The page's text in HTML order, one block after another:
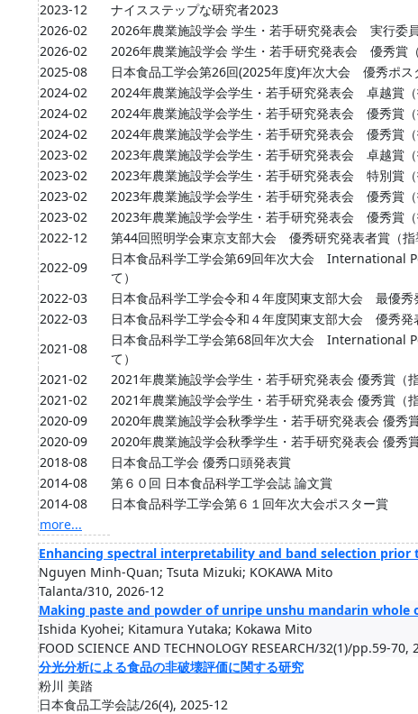
2023-12
ナイスステップな研究者2023
2026-02
2026年農業施設学会 学生・若手研究発表会 実行委
2026-02
2026年農業施設学会 学生・若手研究発表会 優秀賞
2025-08
日本食品工学会第26回(2025年度)年次大会 優秀ポス
2024-02
2024年農業施設学会学生・若手研究発表会 卓越賞（
2024-02
2024年農業施設学会学生・若手研究発表会 優秀賞（
2024-02
2024年農業施設学会学生・若手研究発表会 優秀賞（
2023-02
2023年農業施設学会学生・若手研究発表会 卓越賞（
2023-02
2023年農業施設学会学生・若手研究発表会 特別賞（
2023-02
2023年農業施設学会学生・若手研究発表会 優秀賞（
2023-02
2023年農業施設学会学生・若手研究発表会 優秀賞（
2022-12
第44回照明学会東京支部大会 優秀研究発表者賞（指
2022-09
日本食品科学工学会第69回年次大会 International
て）
2022-03
日本食品科学工学会令和４年度関東支部大会 最優秀
2022-03
日本食品科学工学会令和４年度関東支部大会 優秀発
2021-08
日本食品科学工学会第68回年次大会 International
て）
2021-02
2021年農業施設学会学生・若手研究発表会 優秀賞（
2021-02
2021年農業施設学会学生・若手研究発表会 優秀賞（
2020-09
2020年農業施設学会秋季学生・若手研究発表会 優秀
2020-09
2020年農業施設学会秋季学生・若手研究発表会 優秀
2018-08
日本食品工学会 優秀口頭発表賞
2014-08
第６０回 日本食品科学工学会誌 論文賞
2014-08
日本食品科学工学会第６１回年次大会ポスター賞
more...
Enhancing spectral interpretability and band selection prior
Nguyen Minh-Quan; Tsuta Mizuki; KOKAWA Mito
Talanta/310, 2026-12
Making paste and powder of unripe unshu mandarin
Ishida Kyohei; Kitamura Yutaka; Kokawa Mito
FOOD SCIENCE AND TECHNOLOGY RESEARCH/32(1)/pp.59-70,
分光分析による食品の非破壊評価に関する研究
粉川 美踏
日本食品工学会誌/26(4), 2025-12